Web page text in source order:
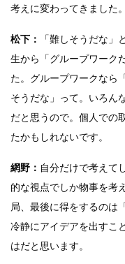
考えに変わってきました。
松下：
「難しそうだな
生から「グループワーク
た。グループワークなら
そうだな」って。いろん
だと思うので。個人での
たかもしれないです。
網野： 自分だけで考えて
的な視点でしか物事を考
局、最後に得をするのは
冷静にアイデアを出すこ
はだと思います。